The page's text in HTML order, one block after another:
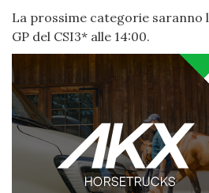
La prossime categorie saranno
GP del CSI3* alle 14:00.